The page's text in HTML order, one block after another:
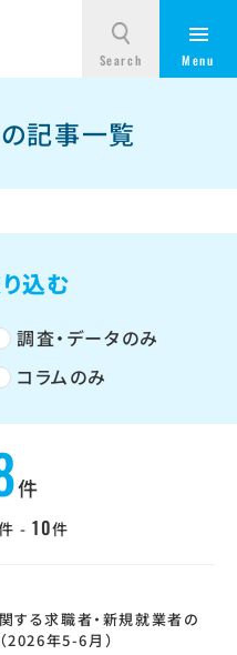
記事一覧
込む
調査・データのみ
コラムのみ
件
-10件
する求職者・新規就業者の
2026年5-6月）